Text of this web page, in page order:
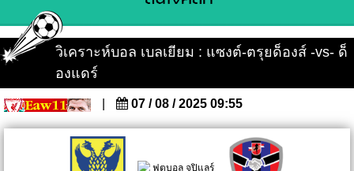
วิเคราะห์บอล เบลเยียม : แซงต์-ตรุยด็องส์ -vs- ด็
องแดร์
07 / 08 / 2025 09:55